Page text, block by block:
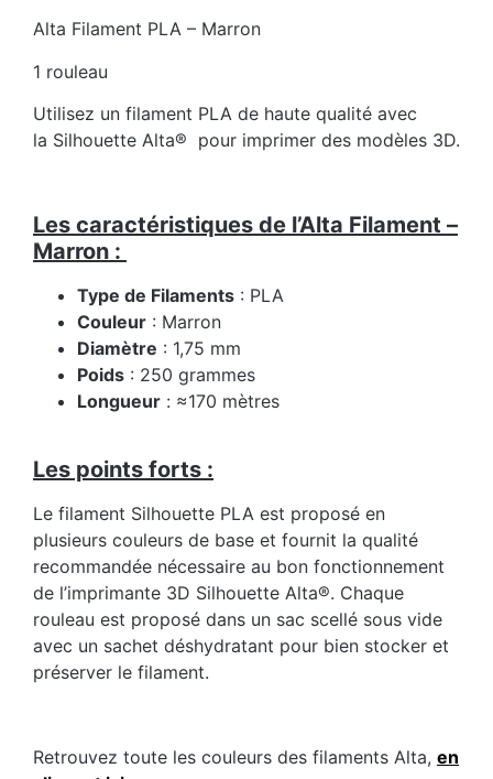
Alta Filament PLA – Marron
1 rouleau
Utilisez un filament PLA de haute qualité avec
la Silhouette Alta® pour imprimer des modèles 3D.
Les caractéristiques de l’Alta Filament –
Marron :
Type de Filaments : PLA
Couleur : Marron
Diamètre : 1,75 mm
Poids : 250 grammes
Longueur : ≈170 mètres
Les points forts :
Le filament Silhouette PLA est proposé en
plusieurs couleurs de base et fournit la qualité
recommandée nécessaire au bon fonctionnement
de l’imprimante 3D Silhouette Alta®. Chaque
rouleau est proposé dans un sac scellé sous vide
avec un sachet déshydratant pour bien stocker et
préserver le filament.
Retrouvez toute les couleurs des filaments Alta, en